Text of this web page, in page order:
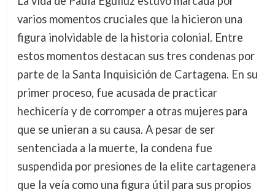
varios momentos cruciales que la hicieron una
figura inolvidable de la historia colonial. Entre
estos momentos destacan sus tres condenas por
parte de la Santa Inquisición de Cartagena. En su
primer proceso, fue acusada de practicar
hechicería y de corromper a otras mujeres para
que se unieran a su causa. A pesar de ser
sentenciada a la muerte, la condena fue
suspendida por presiones de la elite cartagenera
que la veía como una figura útil para sus propios